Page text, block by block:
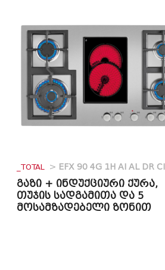
_TOTAL > EFX 90 4G 1H AI AL DR CI
გაზი + ინდუქციური ქურა,
თუჯის სადგამითა და 5
მოსამზადებელი ზონით